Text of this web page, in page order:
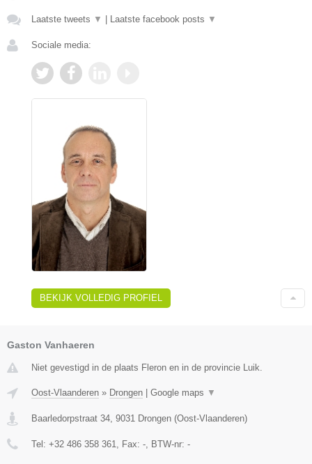
Laatste tweets ▼ Laatste facebook posts ▼
Sociale media:
BEKIJK VOLLEDIG PROFIEL
Gaston Vanhaeren
Niet gevestigd in de plaats Fleron en in de provincie Luik.
Oost-Vlaanderen » Drongen Google maps ▼
Baarledorpstraat 34, 9031 Drongen (Oost-Vlaanderen)
Tel: +32 486 358 361, Fax: -, BTW-nr: -